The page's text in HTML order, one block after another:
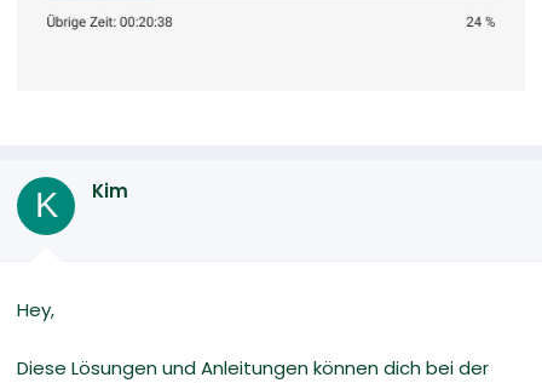
K Kim
Hey,
Diese Lösungen und Anleitungen können dich bei der